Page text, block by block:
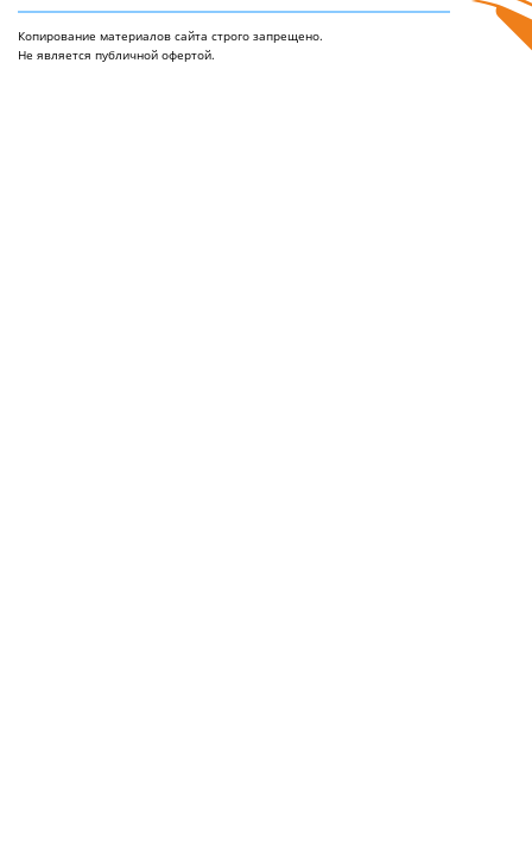
Копирование материалов сайта строго запрещено.
Не является публичной офертой.